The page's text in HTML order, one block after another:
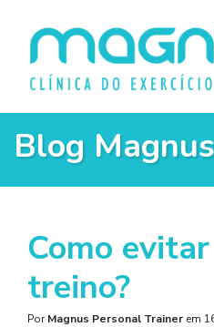
Blog Magnus
Como
treino?
PorMagnus Personal Trainer em